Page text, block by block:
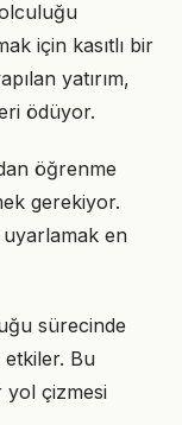
için kasıtlı bir
yatırım,
ödüyor.
öğrenme
gerekiyor.
uyarlamak en
sürecinde
Bu
yol çizmesi